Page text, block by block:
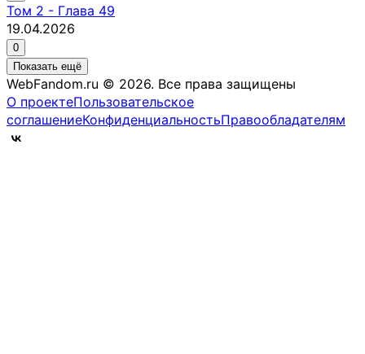
Том 2 - Глава 49
19.04.2026
0
Показать ещё
WebFandom.ru © 2026. Все права защищены
О проектеПользовательское
соглашениеКонфиденциальностьПравообладателям